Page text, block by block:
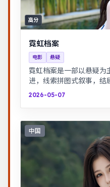
高分
霓虹档案
电影 悬疑
霓虹档案是一部以悬疑为
进，线索拼图式叙事，结
场与家庭平衡议题，台词
2026-05-07
中国